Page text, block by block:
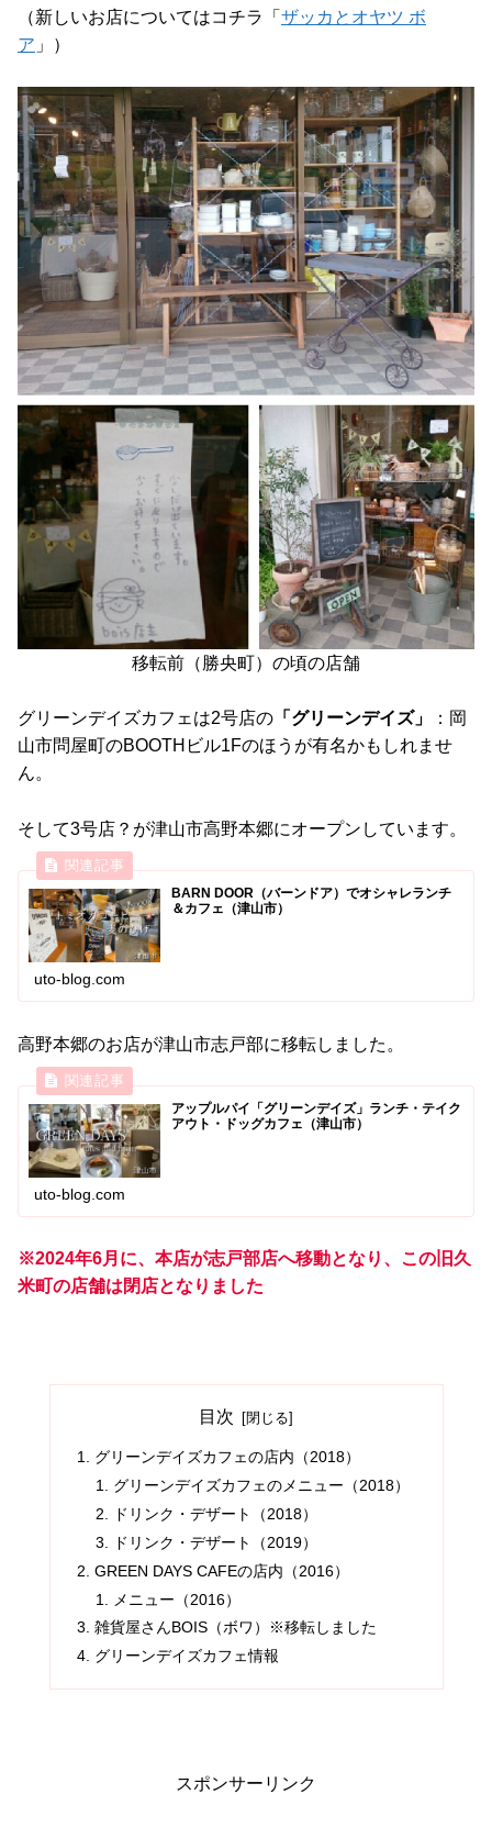
（新しいお店についてはコチラ「 ザッカとオヤツ ボ
ア 」）
移転前（勝央町）の頃の店舗
グリーンデイズカフェは2号店の 「グリーンデイズ」
：岡
山市問屋町のBOOTHビル1Fのほうが有名かもしれませ
ん。
そして3号店？が津山市高野本郷にオープンしています。
BARN DOOR（バーンドア）でオシャレランチ
＆カフェ（津山市）
uto-blog.com
高野本郷のお店が津山市志戸部に移転しました。
アップルパイ「グリーンデイズ」ランチ・テイク
アウト・ドッグカフェ（津山市）
uto-blog.com
※2024年6月に、本店が志戸部店へ移動となり、この旧久
米町の店舗は閉店となりました
目次
グリーンデイズカフェの店内（2018）
グリーンデイズカフェのメニュー（2018）
ドリンク・デザート（2018）
ドリンク・デザート（2019）
GREEN DAYS CAFEの店内（2016）
メニュー（2016）
雑貨屋さんBOIS（ボワ）※移転しました
グリーンデイズカフェ情報
スポンサーリンク